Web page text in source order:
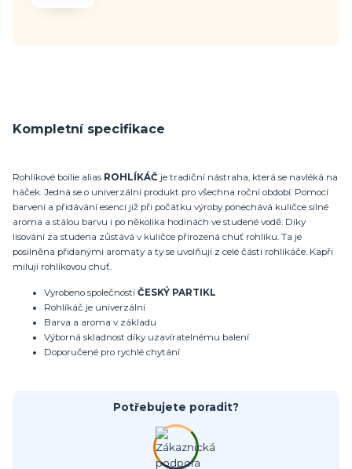
Kompletní specifikace
Rohlíkové boilie alias ROHLÍKÁČ je tradiční nástraha, která se navléká na
háček. Jedná se o univerzální produkt pro všechna roční období. Pomocí
barvení a přidávání esencí již při počátku výroby ponechává kuličce silné
aroma a stálou barvu i po několika hodinách ve studené vodě. Díky
lisování za studena zůstává v kuličce přirozená chuť rohlíku. Ta je
posilněna přidanými aromaty a ty se uvolňují z celé části rohlíkáče. Kapři
milují rohlíkovou chuť.
Vyrobeno společností ČESKÝ PARTIKL
Rohlíkáč je univerzální
Barva a aroma v základu
Výborná skladnost díky uzavíratelnému balení
Doporučené pro rychlé chytání
Potřebujete poradit?